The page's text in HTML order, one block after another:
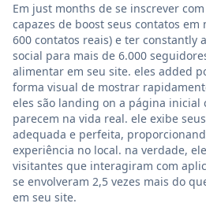
Em just months de se inscrever
capazes de boost seus contatos em
600 contatos reais) e ter constantly
social para mais de 6.000
alimentar em seu site. eles added
forma visual de mostrar
eles são landing on a página inicial
parecem na vida real. ele exibe
adequada e perfeita,
experiência no local. na verdade,
visitantes que interagiram com
se envolveram 2,5 vezes mais do
em seu site.